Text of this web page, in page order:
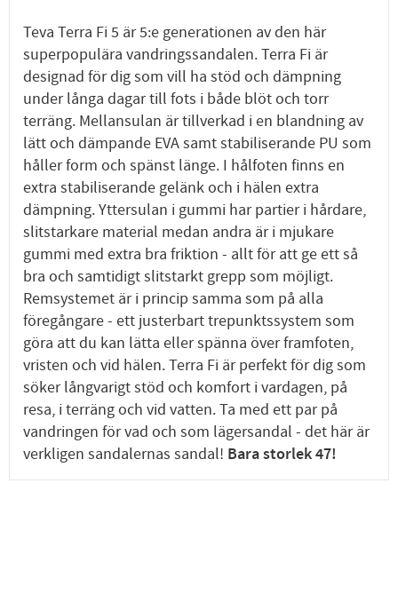
Teva Terra Fi 5 är 5:e generationen av den här
superpopulära vandringssandalen. Terra Fi är
designad för dig som vill ha stöd och dämpning
under långa dagar till fots i både blöt och torr
terräng. Mellansulan är tillverkad i en blandning av
lätt och dämpande EVA samt stabiliserande PU som
håller form och spänst länge. I hålfoten finns en
extra stabiliserande gelänk och i hälen extra
dämpning. Yttersulan i gummi har partier i hårdare,
slitstarkare material medan andra är i mjukare
gummi med extra bra friktion - allt för att ge ett så
bra och samtidigt slitstarkt grepp som möjligt.
Remsystemet är i princip samma som på alla
föregångare - ett justerbart trepunktssystem som
göra att du kan lätta eller spänna över framfoten,
vristen och vid hälen. Terra Fi är perfekt för dig som
söker långvarigt stöd och komfort i vardagen, på
resa, i terräng och vid vatten. Ta med ett par på
vandringen för vad och som lägersandal - det här är
verkligen sandalernas sandal! Bara storlek 47!